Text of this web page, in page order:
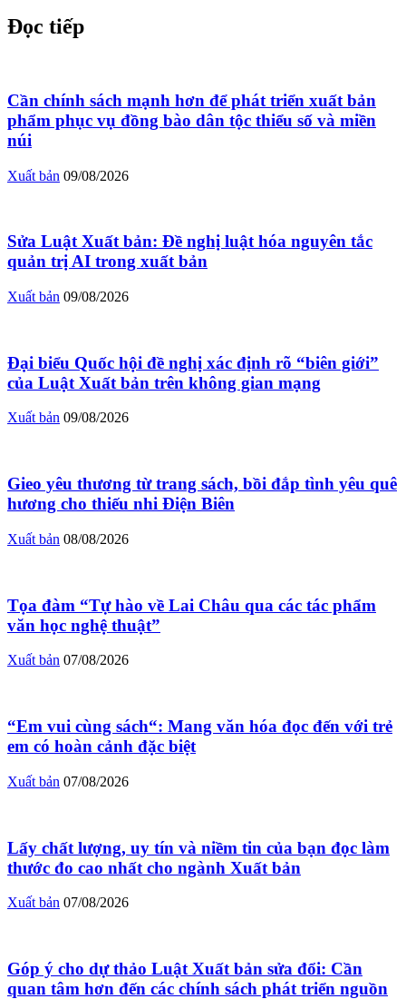
Đọc tiếp
Cần chính sách mạnh hơn để phát triển xuất bản
phẩm phục vụ đồng bào dân tộc thiểu số và miền
núi
Xuất bản 09/08/2026
Sửa Luật Xuất bản: Đề nghị luật hóa nguyên tắc
quản trị AI trong xuất bản
Xuất bản 09/08/2026
Đại biểu Quốc hội đề nghị xác định rõ “biên giới”
của Luật Xuất bản trên không gian mạng
Xuất bản 09/08/2026
Gieo yêu thương từ trang sách, bồi đắp tình yêu quê
hương cho thiếu nhi Điện Biên
Xuất bản 08/08/2026
Tọa đàm “Tự hào về Lai Châu qua các tác phẩm
văn học nghệ thuật”
Xuất bản 07/08/2026
“Em vui cùng sách“: Mang văn hóa đọc đến với trẻ
em có hoàn cảnh đặc biệt
Xuất bản 07/08/2026
Lấy chất lượng, uy tín và niềm tin của bạn đọc làm
thước đo cao nhất cho ngành Xuất bản
Xuất bản 07/08/2026
Góp ý cho dự thảo Luật Xuất bản sửa đổi: Cần
quan tâm hơn đến các chính sách phát triển nguồn